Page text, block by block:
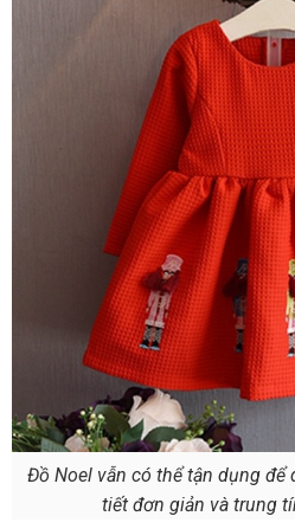
Đồ Noel vẫn có thể tận dụng để
tiết đơn giản và trung